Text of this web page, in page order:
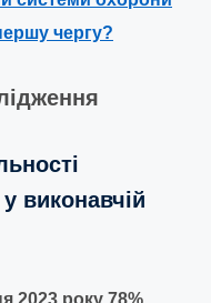
чергу?
виконавчій
2023 року 78%